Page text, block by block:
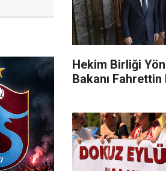
Hekim Birliği
Bakanı